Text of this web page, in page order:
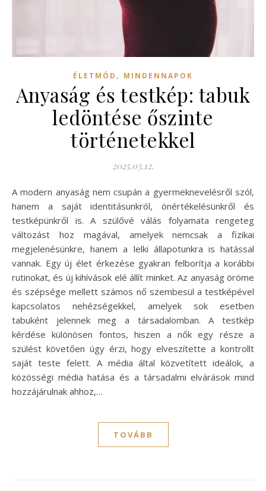
ÉLETMÓD , MINDENNAPOK
Anyaság és testkép: tabuk
ledöntése őszinte
történetekkel
2025.03.12.
A modern anyaság nem csupán a gyermeknevelésről szól,
hanem a saját identitásunkról, önértékelésünkről és
testképünkről is. A szülővé válás folyamata rengeteg
változást hoz magával, amelyek nemcsak a fizikai
megjelenésünkre, hanem a lelki állapotunkra is hatással
vannak. Egy új élet érkezése gyakran felborítja a korábbi
rutinokat, és új kihívások elé állít minket. Az anyaság öröme
és szépsége mellett számos nő szembesül a testképével
kapcsolatos nehézségekkel, amelyek sok esetben
tabuként jelennek meg a társadalomban. A testkép
kérdése különösen fontos, hiszen a nők egy része a
szülést követően úgy érzi, hogy elveszítette a kontrollt
saját teste felett. A média által közvetített ideálok, a
közösségi média hatása és a társadalmi elvárások mind
hozzájárulnak ahhoz,…
TOVÁBB